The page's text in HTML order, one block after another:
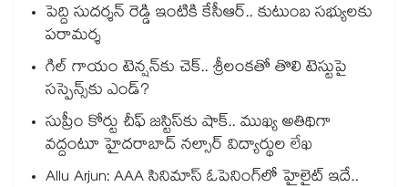
పెద్ది సుదర్శన్ రెడ్డి ఇంటికి కేసీఆర్.. కుటుంబ సభ్యులకు
పరామర్శ
గిల్ గాయం టెన్షన్‌కు చెక్.. శ్రీలంకతో తొలి టెస్టుపై
సస్పెన్స్‌కు ఎండ్?
సుప్రీం కోర్టు చీఫ్ జస్టిస్⁭కు షాక్.. ముఖ్య అతిథిగా
వద్దంటూ హైదరాబాద్ నల్సార్ విద్యార్థుల లేఖ
Allu Arjun: AAA సినిమాస్ ఓపెనింగ్‌లో హైలైట్ ఇదే..